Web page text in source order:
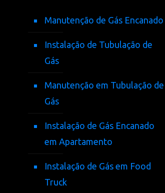
Manutenção de Gás Encanado
Instalação de Tubulação de
Gás
Manutenção em Tubulação de
Gás
Instalação de Gás Encanado
em Apartamento
Instalação de Gás em Food
Truck